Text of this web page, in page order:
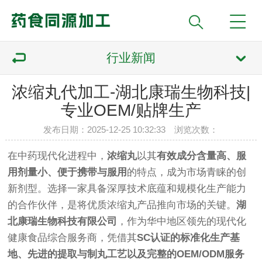
行业新闻
浓缩丸代加工-湖北康瑞生物科技|
专业OEM/贴牌生产
发布日期：2025-12-25 10:32:33 浏览次数：
在中药现代化进程中，浓缩丸以其有效成分含量高、服
用剂量小、便于携带与服用 的特点，成为市场青睐的创
新剂型。选择一家具备深厚技术底蕴和规模化生产能力
的合作伙伴，是将优质浓缩丸产品推向市场的关键。湖
北康瑞生物科技有限公司
，作为华中地区领先的现代化
健康食品综合服务商，凭借其SC认证的标准化生产基
地、先进的提取与制丸工艺以及完整的OEM/ODM服务